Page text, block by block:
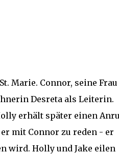
Marie. Connor, seine Frau
Desreta als Leiterin.
erhält später einen
mit Connor zu reden - er
wird. Holly und Jake eilen